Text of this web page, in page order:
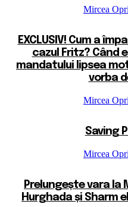
Mircea
EXCLUSIV! Cum a
cazul Fritz? Când
mandatului lipsea
vorba
Mircea
Saving
Mircea
Prelungește vara la
Hurghada și Sharm